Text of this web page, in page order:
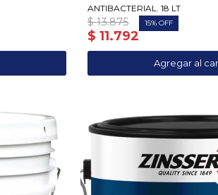
ANTIBACTERIAL. 18 LT
$ 11.792
$ 13.875 15